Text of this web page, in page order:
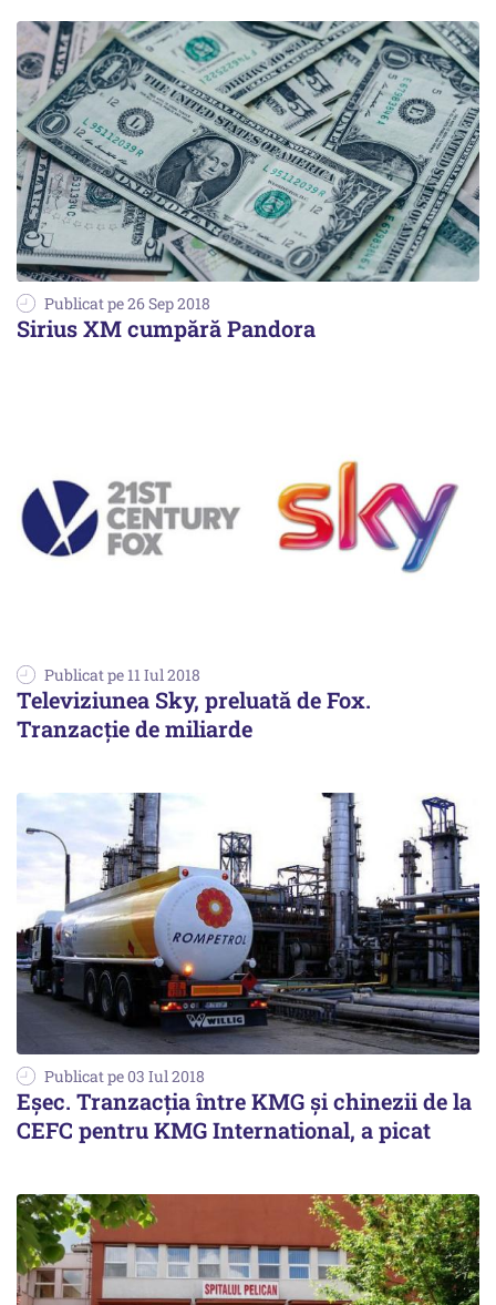
Publicat pe 26 Sep 2018
Sirius XM cumpără Pandora
Publicat pe 11 Iul 2018
Televiziunea Sky, preluată de Fox.
Tranzacție de miliarde
Publicat pe 03 Iul 2018
Eșec. Tranzacţia între KMG şi chinezii de la
CEFC pentru KMG International, a picat